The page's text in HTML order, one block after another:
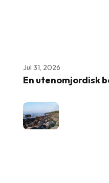
Jul 31, 2026
En utenomjordisk